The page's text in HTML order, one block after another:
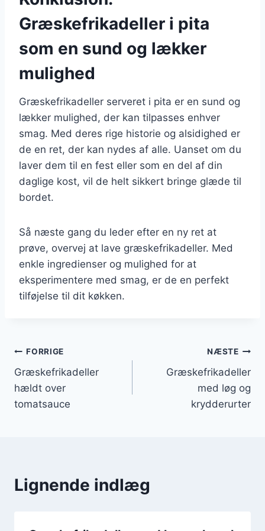
Græskefrikadeller i pita
som en sund og lækker
mulighed
Græskefrikadeller serveret i pita er en sund og
lækker mulighed, der kan tilpasses enhver
smag. Med deres rige historie og alsidighed er
de en ret, der kan nydes af alle. Uanset om du
laver dem til en fest eller som en del af din
daglige kost, vil de helt sikkert bringe glæde til
bordet.
Så næste gang du leder efter en ny ret at
prøve, overvej at lave græskefrikadeller. Med
enkle ingredienser og mulighed for at
eksperimentere med smag, er de en perfekt
tilføjelse til dit køkken.
Indlægsnavigation
FORRIGE
Græskefrikadeller
hældt over
tomatsauce
NÆSTE
Græskefrikadeller
med løg og
krydderurter
Lignende indlæg